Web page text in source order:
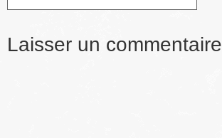
Laisser un commentaire